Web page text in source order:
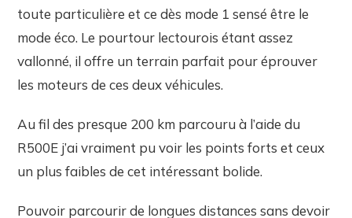
toute particulière et ce dès mode 1 sensé être le
mode éco. Le pourtour lectourois étant assez
vallonné, il offre un terrain parfait pour éprouver
les moteurs de ces deux véhicules.
Au fil des presque 200 km parcouru à l’aide du
R500E j’ai vraiment pu voir les points forts et ceux
un plus faibles de cet intéressant bolide.
Pouvoir parcourir de longues distances sans devoir